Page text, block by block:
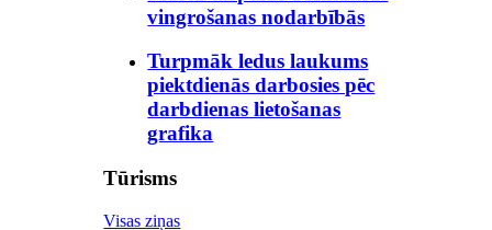
vingrošanas nodarbībās
Turpmāk ledus laukums
piektdienās darbosies pēc
darbdienas lietošanas
grafika
Tūrisms
Visas ziņas